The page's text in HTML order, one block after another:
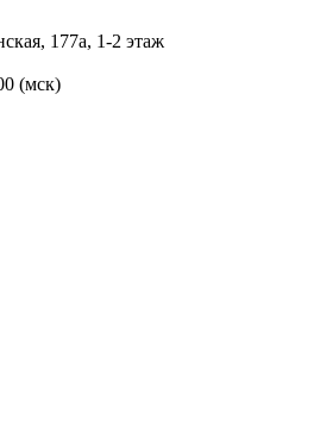
177а, ​1-2 этаж
(мск)